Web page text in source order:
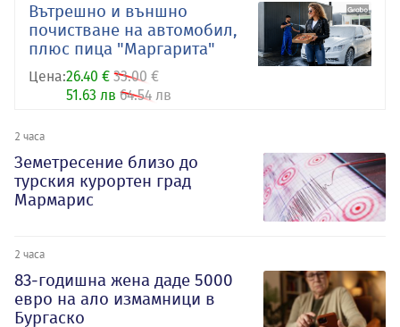
Вътрешно и външно
почистване на автомобил,
плюс пица "Маргарита"
Цена:26.40 € 33.00 €
51.63 лв 64.54 лв
2 часа
Земетресение близо до
турския курортен град
Мармарис
2 часа
83-годишна жена даде 5000
евро на ало измамници в
Бургаско